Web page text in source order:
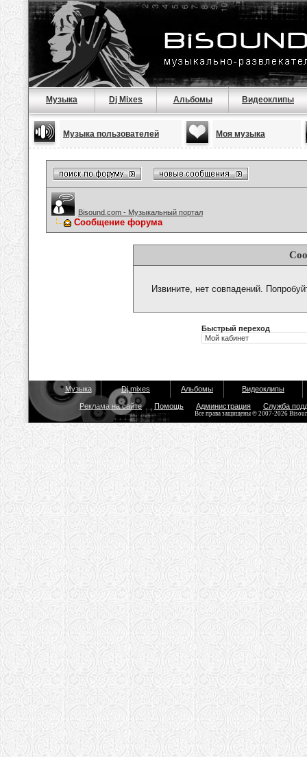
Музыка Dj Mixes Альбомы Видеоклипы
Музыка пользователей Моя музыка
Bisound.com - Музыкальный портал
Сообщение форума
Извините, нет совпадений.
Быстрый переход
Музыка Dj mixes Альбомы Видеоклипы
Реклама на сайте Помощь Администрация Служба
Все права защищены © 2007-2026